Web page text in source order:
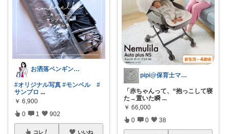
お洒落ペンギン🐧暮らし×ときめき
#オリジナル写真 #モンベル
#
サンブロ ...
￥ 6,900
0 1 902
コレ いいね
pipi@保育士ママの趣味部屋
「赤ちゃんって、“抱っこして寝
た→置いた瞬 ...
￥ 66,000
0 0 38